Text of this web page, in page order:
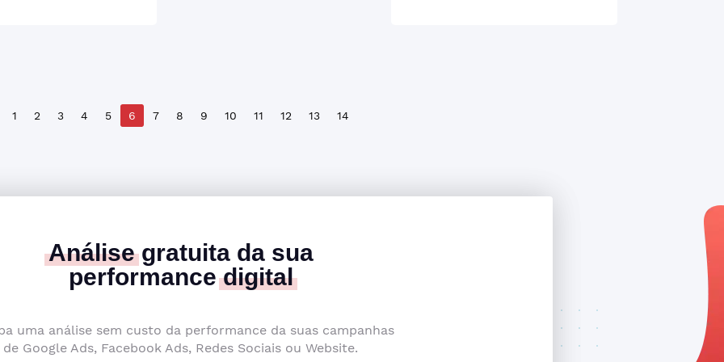
1 2 3 4 5 6 7 8 9 10 11 12 13 14
Análisegratuita da sua
performancedigital
uma análise sem custo da performance da suas campanhas
de Google Ads, Facebook Ads, Redes Sociais ou Website.